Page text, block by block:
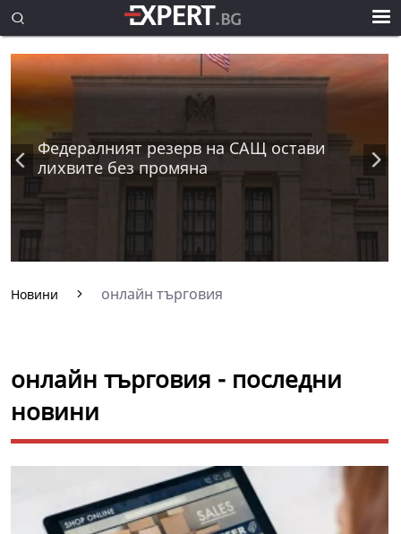
Федералният резерв на САЩ остави
лихвите без промяна
Новини онлайн търговия
онлайн търговия - последни
новини